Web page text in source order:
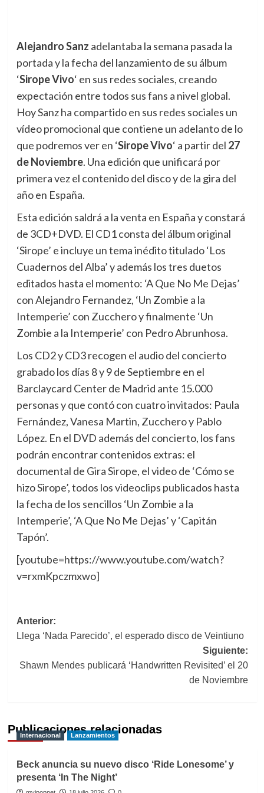
Alejandro Sanz adelantaba la semana pasada la
portada y la fecha del lanzamiento de su álbum
‘Sirope Vivo‘ en sus redes sociales, creando
expectación entre todos sus fans a nivel global.
Hoy Sanz ha compartido en sus redes sociales un
vídeo promocional que contiene un adelanto de lo
que podremos ver en ‘Sirope Vivo‘ a partir del 27
de Noviembre. Una edición que unificará por
primera vez el contenido del disco y de la gira del
año en España.
Esta edición saldrá a la venta en España y constará
de 3CD+DVD. El CD1 consta del álbum original
‘Sirope’ e incluye un tema inédito titulado ‘Los
Cuadernos del Alba’ y además los tres duetos
editados hasta el momento: ‘A Que No Me Dejas’
con Alejandro Fernandez, ‘Un Zombie a la
Intemperie’ con Zucchero y finalmente ‘Un
Zombie a la Intemperie’ con Pedro Abrunhosa.
Los CD2 y CD3 recogen el audio del concierto
grabado los días 8 y 9 de Septiembre en el
Barclaycard Center de Madrid ante 15.000
personas y que contó con cuatro invitados: Paula
Fernández, Vanesa Martin, Zucchero y Pablo
López. En el DVD además del concierto, los fans
podrán encontrar contenidos extras: el
documental de Gira Sirope, el video de ‘Cómo se
hizo Sirope’, todos los videoclips publicados hasta
la fecha de los sencillos ‘Un Zombie a la
Intemperie’, ‘A Que No Me Dejas’ y ‘Capitán
Tapón’.
[youtube=https://www.youtube.com/watch?
v=rxmKpczmxwo]
Navegación
de
entradas
Anterior:
Llega ‘Nada Parecido’, el esperado disco de Veintiuno
Siguiente:
Shawn Mendes publicará ‘Handwritten Revisited’ el 20
de Noviembre
Publicaciones relacionadas
Internacional Lanzamientos
Beck anuncia su nuevo disco ‘Ride Lonesome’ y
presenta ‘In The Night’